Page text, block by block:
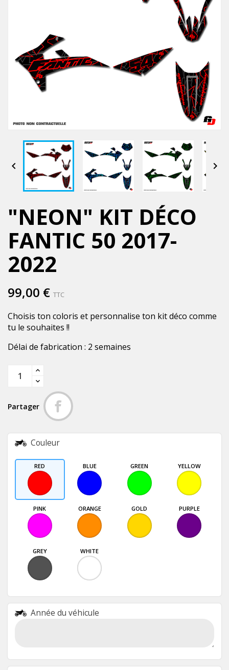
 
"NEON" KIT DÉCO
FANTIC 50 2017-
2022
99,00 € TTC
Choisis ton coloris et personnalise ton kit déco comme
tu le souhaites !!
Délai de fabrication : 2 semaines
Partager
Couleur
RED BLUE GREEN YELLOW
PINK ORANGE GOLD PURPLE
GREY WHITE
Année du véhicule